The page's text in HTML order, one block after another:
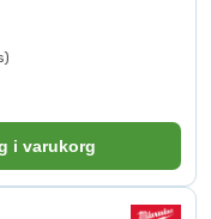
i varukorg